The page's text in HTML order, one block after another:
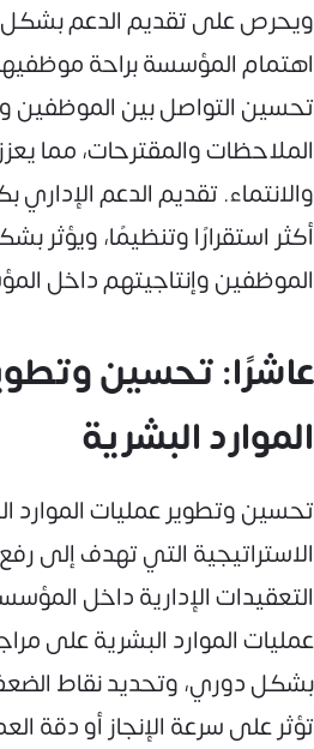
ويحرص على تقديم الدعم
اهتمام المؤسسة براحة
تحسين التواصل بين الموظفين
الملاحظات والمقترحات، مما
والانتماء. تقديم الدعم
أكثر استقرارًا وتنظيمًا، ويؤثر
الموظفين وإنتاجيتهم داخل
عاشرًا: تحسين
الموارد البشرية
تحسين وتطوير عمليات الموارد
الاستراتيجية التي تهدف إلى
التعقيدات الإدارية داخل
عمليات الموارد البشرية على
بشكل دوري، وتحديد نقاط الضعف
تؤثر على سرعة الإنجاز أو دقة